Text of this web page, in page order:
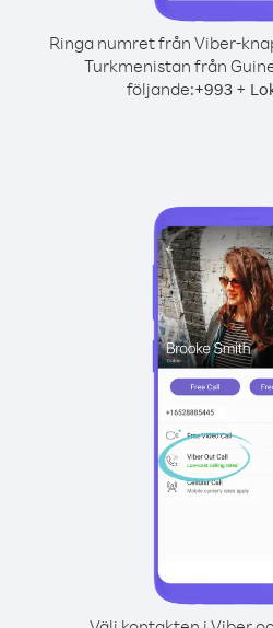
Ringa numret från Viber-
Turkmenistan från
följande:+993 +